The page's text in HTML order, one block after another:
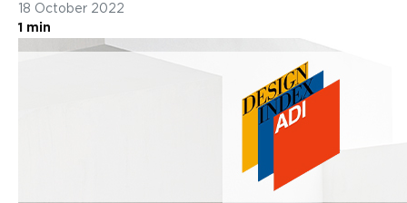
18 October 2022
1 min